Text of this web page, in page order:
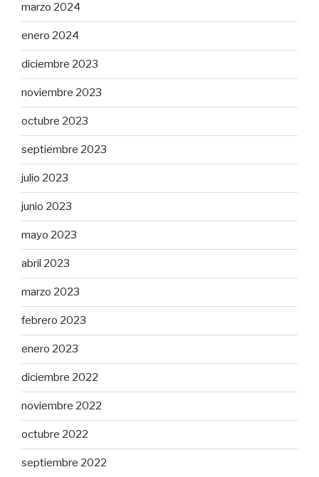
marzo 2024
enero 2024
diciembre 2023
noviembre 2023
octubre 2023
septiembre 2023
julio 2023
junio 2023
mayo 2023
abril 2023
marzo 2023
febrero 2023
enero 2023
diciembre 2022
noviembre 2022
octubre 2022
septiembre 2022